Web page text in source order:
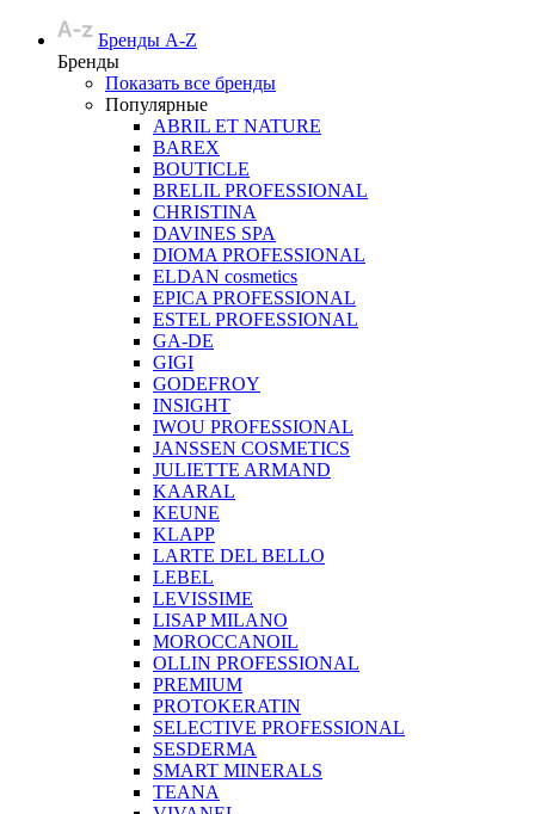
Бренды A-Z
Бренды
Показать все бренды
Популярные
ABRIL ET NATURE
BAREX
BOUTICLE
BRELIL PROFESSIONAL
CHRISTINA
DAVINES SPA
DIOMA PROFESSIONAL
ELDAN cosmetics
EPICA PROFESSIONAL
ESTEL PROFESSIONAL
GA-DE
GIGI
GODEFROY
INSIGHT
IWOU PROFESSIONAL
JANSSEN COSMETICS
JULIETTE ARMAND
KAARAL
KEUNE
KLAPP
LARTE DEL BELLO
LEBEL
LEVISSIME
LISAP MILANO
MOROCCANOIL
OLLIN PROFESSIONAL
PREMIUM
PROTOKERATIN
SELECTIVE PROFESSIONAL
SESDERMA
SMART MINERALS
TEANA